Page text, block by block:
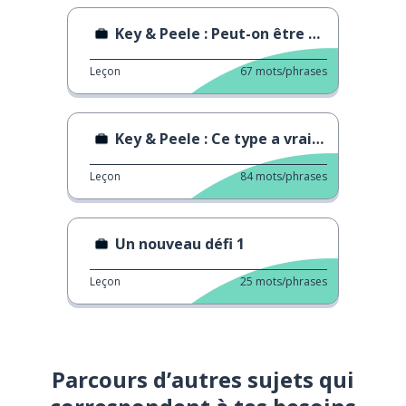
Key & Peele : Peut-on être gentil au bureau ?
Leçon 67 mots/phrases
Key & Peele : Ce type a vraiment un patron ?
Leçon 84 mots/phrases
Un nouveau défi 1
Leçon 25 mots/phrases
Parcours d’autres sujets qui